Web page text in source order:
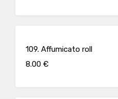
109. Affumicato roll
8.00 €